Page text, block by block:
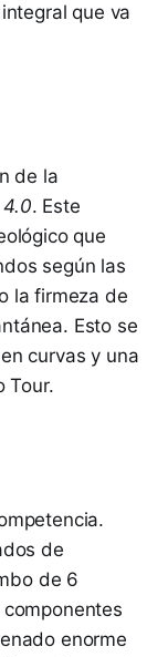
que va
de la
. Este
que
según las
la firmeza de
Esto se
curvas y una
Tour.
de
de 6
enorme